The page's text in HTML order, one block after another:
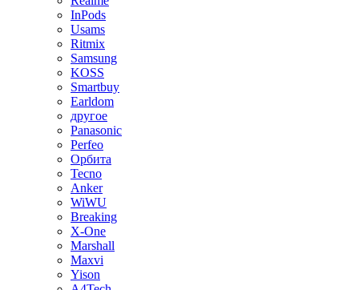
InPods
Usams
Ritmix
Samsung
KOSS
Smartbuy
Earldom
другое
Panasonic
Perfeo
Орбита
Tecno
Anker
WiWU
Breaking
X-One
Marshall
Maxvi
Yison